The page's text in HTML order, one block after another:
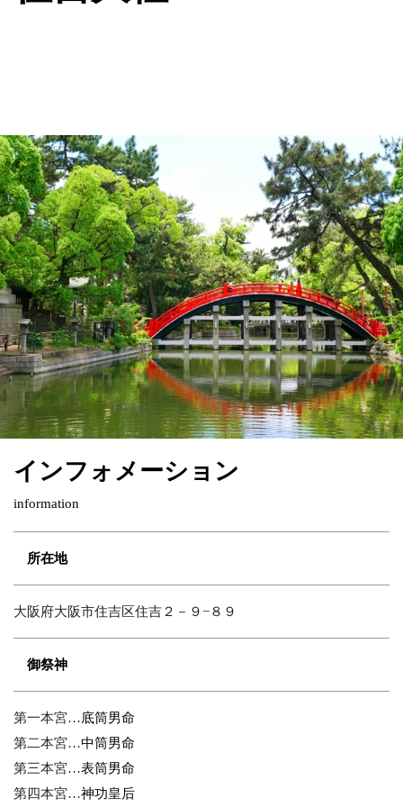
インフォメーション
information
所在地
大阪府大阪市住吉区住吉２－９−８９
御祭神
第一本宮…底筒男命
第二本宮…中筒男命
第三本宮…表筒男命
第四本宮…神功皇后